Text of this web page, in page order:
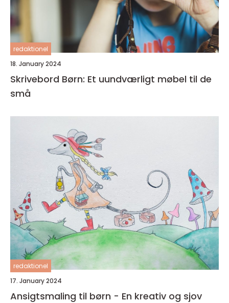
redaktionel
18. January 2024
Skrivebord Børn: Et uundværligt møbel til de
små
redaktionel
17. January 2024
Ansigtsmaling til børn - En kreativ og sjov